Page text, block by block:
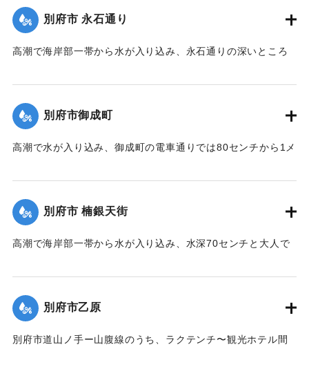
｜固有コード:
別府市 永石通り
高潮で海岸部一帯から水が入り込み、永石通りの深いところ
た。
【出典：大分合同新聞 1964年9月25日朝刊9面】
｜固有コード:00708013
別府市御成町
高潮で水が入り込み、御成町の電車通りでは80センチから1メ
のため電車通りは車が通行不能になり、大波と水の深さで徒
歩通行もできなくなった。御成町方面から流れ込んだ水によ
り秋葉通り入り口から向浜付近まで浸水した。電車通りは板
た。
【出典：大分合同新聞 1964年9月25日朝刊9面】
｜固有コード:00708014
別府市 楠銀天街
高潮で海岸部一帯から水が入り込み、水深70センチと大人で
｜固有コード:
別府市乙原
別府市道山ノ手ー山腹線のうち、ラクテンチ〜観光ホテル間